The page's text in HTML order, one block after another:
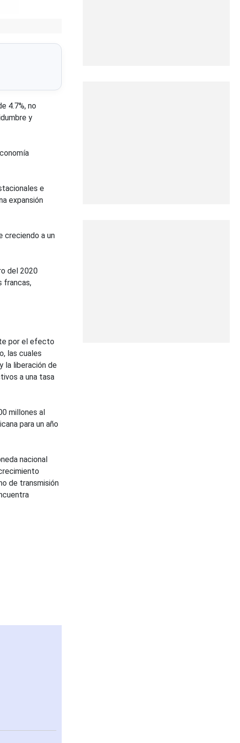
4.7%, no
y
e
expansión
creciendo a un
del 2020
francas,
por el efecto
las cuales
la liberación de
a una tasa
millones al
para un año
nacional
de transmisión